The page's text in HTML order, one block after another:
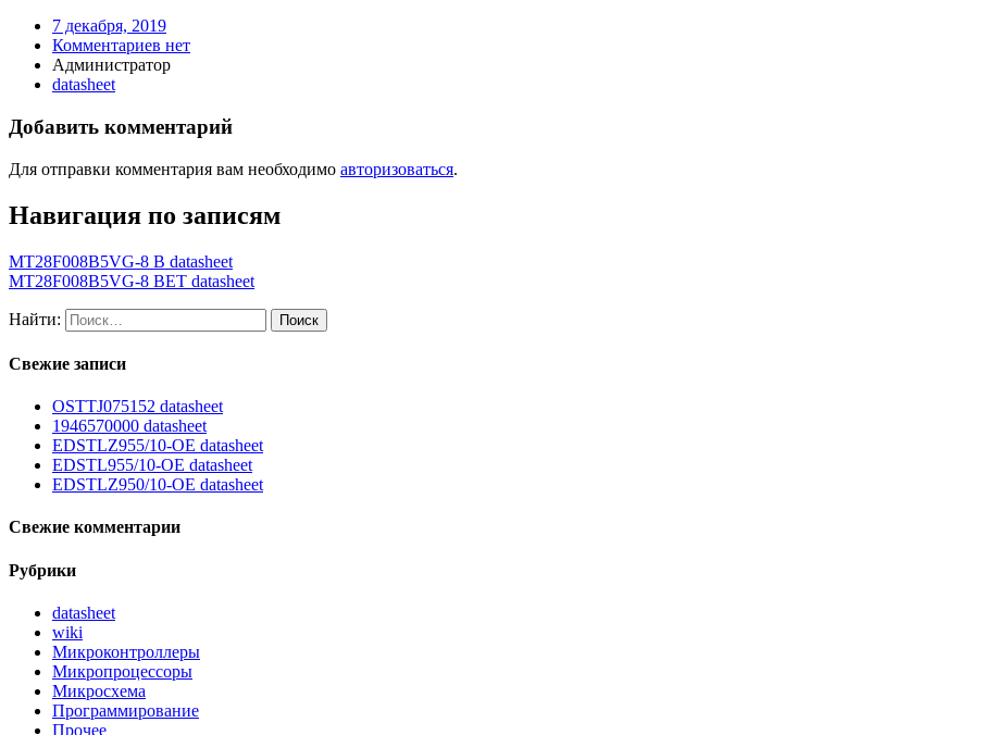
7 декабря, 2019
Комментариев нет
Администратор
datasheet
Добавить комментарий
Для отправки комментария вам необходимо авторизоваться.
Навигация по записям
MT28F008B5VG-8 B datasheet
MT28F008B5VG-8 BET datasheet
Найти:
Свежие записи
OSTTJ075152 datasheet
1946570000 datasheet
EDSTLZ955/10-OE datasheet
EDSTL955/10-OE datasheet
EDSTLZ950/10-OE datasheet
Свежие комментарии
Рубрики
datasheet
wiki
Микроконтроллеры
Микропроцессоры
Микросхема
Программирование
Прочее